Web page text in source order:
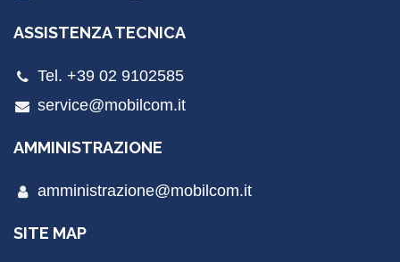
ASSISTENZA TECNICA
Tel. +39 02 9102585
service@mobilcom.it
AMMINISTRAZIONE
amministrazione@mobilcom.it
SITE MAP